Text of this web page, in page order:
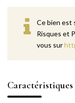
Ce bien est
Risques et
vous sur